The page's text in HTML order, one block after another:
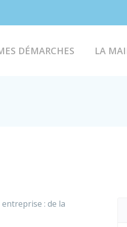
DÉMARCHES LA
: de la